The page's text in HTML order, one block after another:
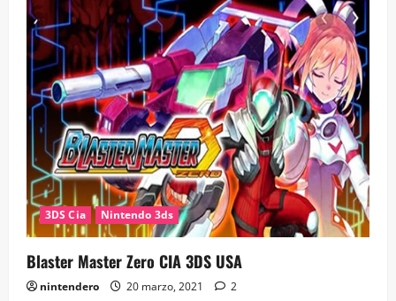
3DS Cia Nintendo 3ds
Blaster Master Zero CIA 3DS USA
nintendero 20 marzo, 2021 2